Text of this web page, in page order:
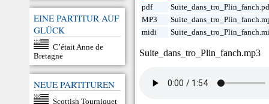
EINE PARTITUR AUF
GLÜCK
C’était Anne de
Bretagne
NEUE PARTITUREN
Scottish Tourniquet
pdf
MP3
midi
Suite_dans_tro_Plin_fanch.mp3